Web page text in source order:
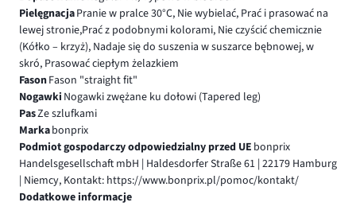
PielęgnacjaPranie w pralce 30°C, Nie wybielać, Prać i prasować na
lewej stronie,Prać z podobnymi kolorami, Nie czyścić chemicznie
(Kółko – krzyż), Nadaje się do suszenia w suszarce bębnowej, w
skró, Prasować ciepłym żelazkiem
FasonFason "straight fit"
Nogawki Nogawki zwężane ku dołowi (Tapered leg)
PasZe szlufkami
Markabonprix
Podmiot gospodarczy odpowiedzialny przed UE bonprix
Handelsgesellschaft mbH | Haldesdorfer Straße 61 | 22179 Hamburg
| Niemcy, Kontakt: https://www.bonprix.pl/pomoc/kontakt/
Dodatkowe informacje